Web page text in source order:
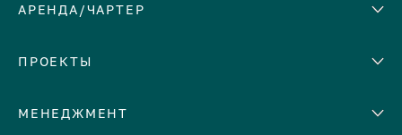
Количество кают
АРЕНДА/ЧАРТЕР
ЕВРОПА
Греция
ПРОЕКТЫ
МЕНЕДЖМЕНТ